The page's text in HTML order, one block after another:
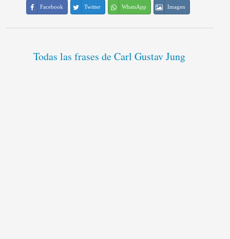
Facebook Twitter WhatsApp Imagen
Todas las frases de Carl Gustav Jung